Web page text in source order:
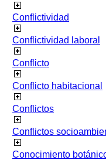
Conflictividad
Conflictividad laboral
Conflicto
Conflicto habitacional
Conflictos
Conflictos
Conocimiento